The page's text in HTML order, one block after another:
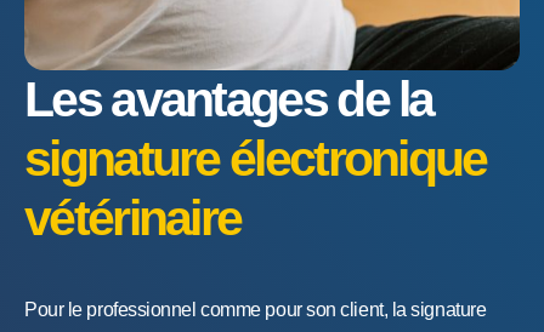
Les avantages de la
signature électronique
vétérinaire
Pour le professionnel comme pour son client, la signature